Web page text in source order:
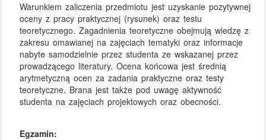
Warunkiem zaliczenia przedmiotu jest uzyskanie pozytywnej
oceny z pracy praktycznej (rysunek) oraz testu
teoretycznego. Zagadnienia teoretyczne obejmują wiedzę z
zakresu omawianej na zajęciach tematyki oraz informacje
nabyte samodzielnie przez studenta ze wskazanej przez
prowadzącego literatury. Ocena końcowa jest średnią
arytmetyczną ocen za zadania praktyczne oraz testy
teoretyczne. Brana jest także pod uwagę aktywność
studenta na zajęciach projektowych oraz obecności.
Egzamin: